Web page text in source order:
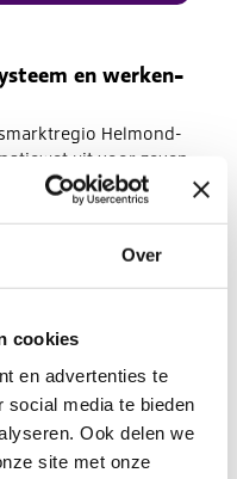
Over
cookies
en advertenties te
social media te bieden
Ook delen we
site met onze
en werken-
Helmond-
uit voor zeven
een regio met
er ruim 2.000…